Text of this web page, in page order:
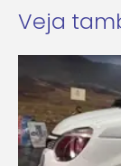
Veja